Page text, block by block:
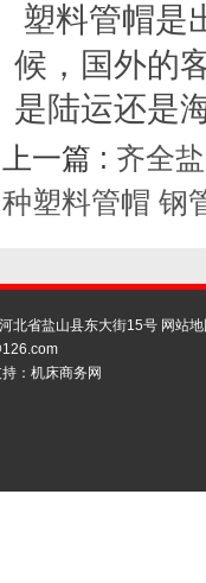
塑料管帽是
候，国外的
是陆运还是
上一篇 : 齐全
种塑料管帽 钢
北省盐山县东大街15号 网站
： 机床商务网